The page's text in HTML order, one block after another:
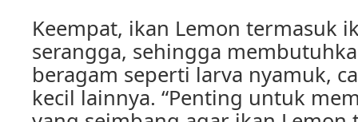
Keempat, ikan Lemon termasuk
serangga, sehingga
beragam seperti larva nyamuk,
kecil lainnya. “Penting untuk